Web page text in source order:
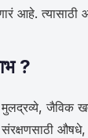
आहे.
?
जैविक
संरक्षणसाठी